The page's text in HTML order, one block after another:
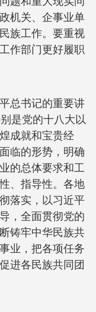
机关、企事业单
族工作。要重视
作部门更好履职
总书记的重要讲
是党的十八大以
成就和宝贵经
临的形势，明确
的总体要求和工
、指导性。各地
落实，以习近平
，全面贯彻党的
铸牢中华民族共
业，把各项任务
进各民族共同团